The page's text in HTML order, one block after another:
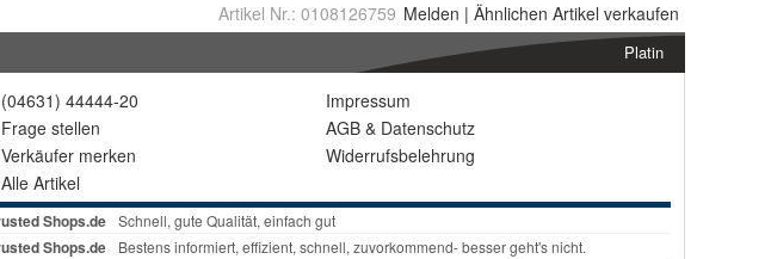
Artikel Nr.: 0108126759 Melden | Ähnlichen Artikel verkaufen
Platin
(04631) 44444-20
Frage stellen
Verkäufer merken
Alle Artikel
Impressum
AGB & Datenschutz
Widerrufsbelehrung